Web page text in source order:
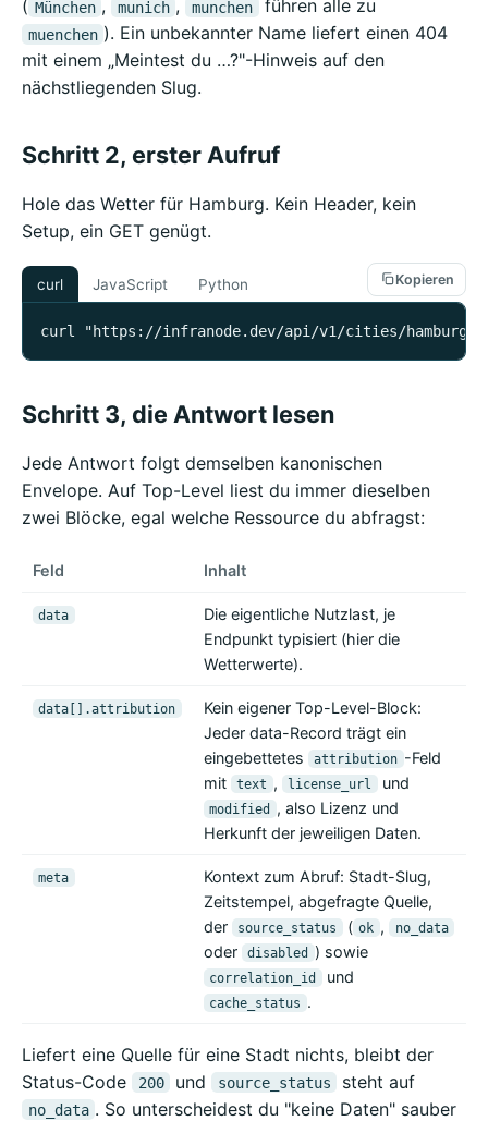
( München , munich , munchen führen alle zu
muenchen ). Ein unbekannter Name liefert einen 404
mit einem „Meintest du …?"-Hinweis auf den
nächstliegenden Slug.
Schritt 2, erster Aufruf
Hole das Wetter für Hamburg. Kein Header, kein
Setup, ein GET genügt.
curl JavaScript Python Kopieren
curl "https://infranode.dev/api/v1/cities/hamburg/
Schritt 3, die Antwort lesen
Jede Antwort folgt demselben kanonischen
Envelope. Auf Top-Level liest du immer dieselben
zwei Blöcke, egal welche Ressource du abfragst:
Feld Inhalt
data
Die eigentliche Nutzlast, je
Endpunkt typisiert (hier die
Wetterwerte).
data[].attribution
Kein eigener Top-Level-Block:
Jeder data-Record trägt ein
eingebettetes
attribution -Feld
mit
text , license_url und
modified , also Lizenz und
Herkunft der jeweiligen Daten.
meta
Kontext zum Abruf: Stadt-Slug,
Zeitstempel, abgefragte Quelle,
der
source_status ( ok , no_data
oder disabled ) sowie
correlation_id und
cache_status .
Liefert eine Quelle für eine Stadt nichts, bleibt der
Status-Code
200 und source_status steht auf
no_data . So unterscheidest du "keine Daten" sauber